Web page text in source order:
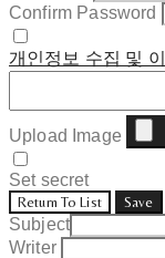
Confirm Password
개인정보 수집 및
Upload Image
Set secret
Return To List Save
Subject
Writer